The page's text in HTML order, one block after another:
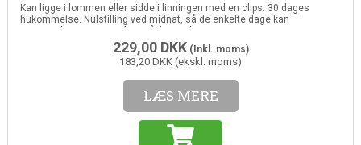
Kan ligge i lommen eller sidde i linningen med en clips. 30 dages
hukommelse. Nulstilling ved midnat, så de enkelte dage kan
229,00 DKK(Inkl. moms)
183,20 DKK (ekskl. moms)
LÆS MERE